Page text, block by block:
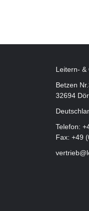
Leitern- &
Betzen
32694
Telefon:
Fax: +49